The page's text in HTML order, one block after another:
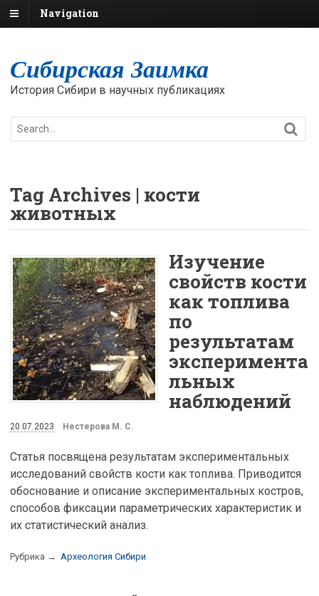
Navigation
Сибирская Заимка
История Сибири в научных публикациях
Tag Archives | кости
животных
Изучение
свойств кости
как топлива
по
результатам
эксперимента
льных
наблюдений
20.07.2023 Нестерова М. С.
Статья посвящена результатам экспериментальных
исследований свойств кости как топлива. Приводится
обоснование и описание экспериментальных костров,
способов фиксации параметрических характеристик и
их статистический анализ.
Рубрика → Археология Сибири